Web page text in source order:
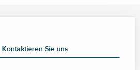
Kontaktieren Sie uns